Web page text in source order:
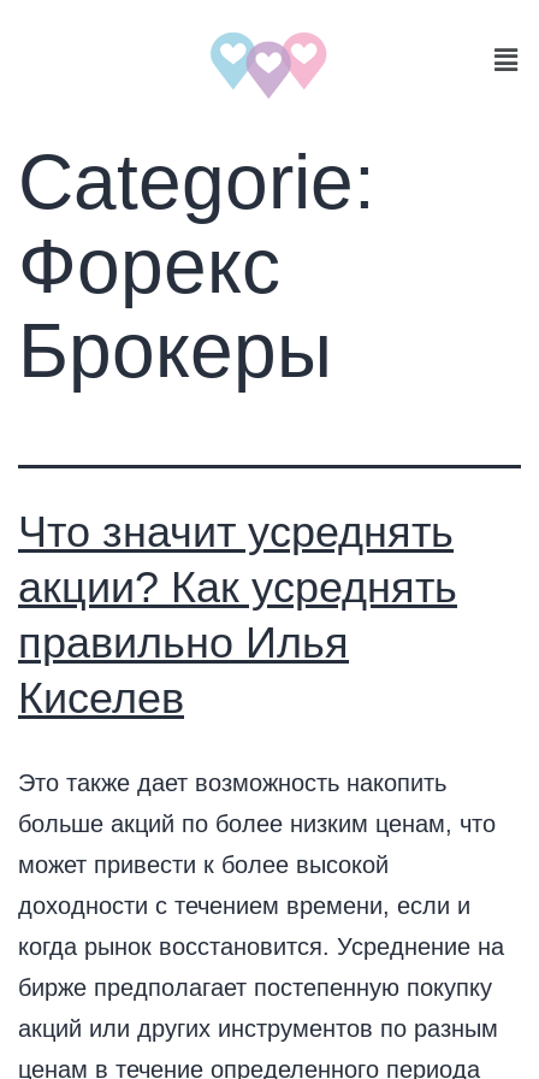
Categorie:
Форекс
Брокеры
Что значит усреднять
акции? Как усреднять
правильно Илья
Киселев
Это также дает возможность накопить
больше акций по более низким ценам, что
может привести к более высокой
доходности с течением времени, если и
когда рынок восстановится. Усреднение на
бирже предполагает постепенную покупку
акций или других инструментов по разным
ценам в течение определенного периода